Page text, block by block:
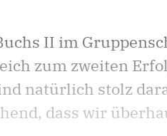
II im
zum zweiten
natürlich stolz
dass wir